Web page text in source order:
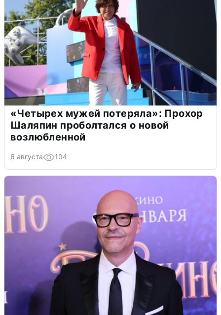
«Четырех мужей потеряла»: Прохор
Шаляпин проболтался о новой
возлюбленной
6 августа 104